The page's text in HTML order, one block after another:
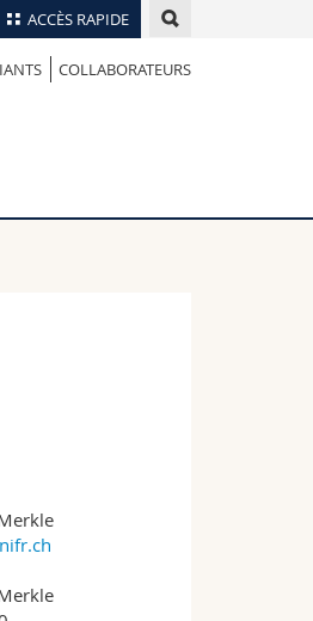
ACCÈS RAPIDE
du personnel
des cours
COLLABORATEURS